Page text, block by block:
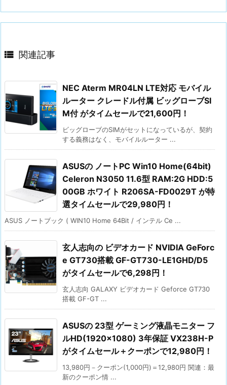
 関連記事
NEC Aterm MR04LN LTE対応 モバイル
ルーター クレードル付属 ビッグローブSI
M付 がタイムセールで21,600円！
ビッグローブのSIMがセットになっているが、契約
する義務はなく、モバイルルーター ...
ASUSの ノートPC Win10 Home(64bit)
Celeron N3050 11.6型 RAM:2G HDD:5
00GB ホワイト R206SA-FD0029T が特
選タイムセールで29,980円！
ASUS ノートブック ( WIN10 Home 64Bit / インテル Ce ...
玄人志向の ビデオカード NVIDIA GeForc
e GT730搭載 GF-GT730-LE1GHD/D5
がタイムセールで6,298円！
玄人志向 GALAXY ビデオカード Geforce GT730
搭載 GF-GT ...
ASUSの 23型 ゲーミング液晶モニター フ
ルHD(1920×1080) 3年保証 VX238H-P
がタイムセール＋クーポンで12,980円！
13,980円－クーポン(1,000円)＝12,980円 関連：最
新のクーポン情 ...